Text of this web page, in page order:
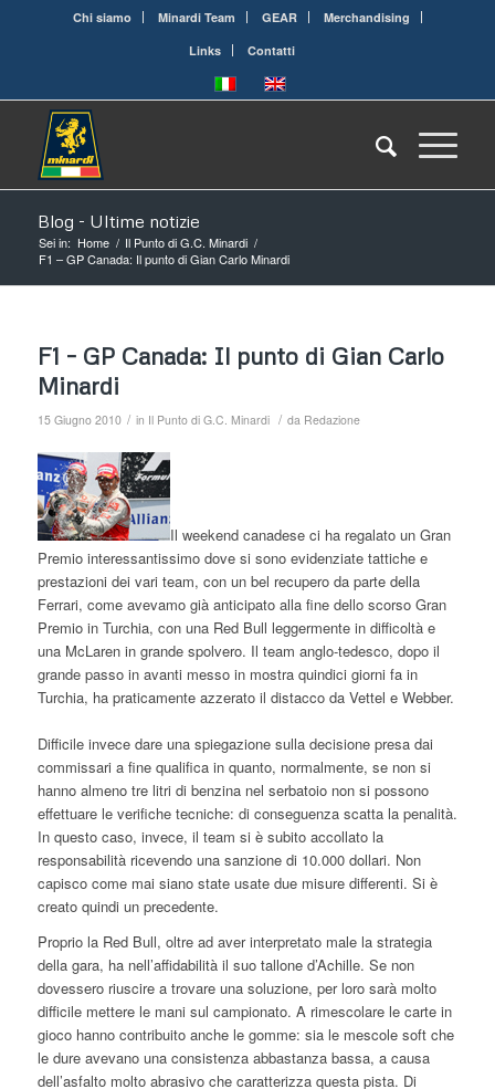
Chi siamo Minardi Team GEAR
Merchandising
Links
Contatti
Blog - Ultime notizie
Sei in: Home / Il Punto di G.C. Minardi /
F1 – GP Canada: Il punto di Gian Carlo Minardi
F1 – GP Canada: Il punto di Gian Carlo
Minardi
15 Giugno 2010 / in Il Punto di G.C. Minardi / da Redazione
Il weekend canadese ci ha regalato un Gran
Premio interessantissimo dove si sono evidenziate tattiche e
prestazioni dei vari team, con un bel recupero da parte della
Ferrari, come avevamo già anticipato alla fine dello scorso Gran
Premio in Turchia, con una Red Bull leggermente in difficoltà e
una McLaren in grande spolvero. Il team anglo-tedesco, dopo il
grande passo in avanti messo in mostra quindici giorni fa in
Turchia, ha praticamente azzerato il distacco da Vettel e Webber.
Difficile invece dare una spiegazione sulla decisione presa dai
commissari a fine qualifica in quanto, normalmente, se non si
hanno almeno tre litri di benzina nel serbatoio non si possono
effettuare le verifiche tecniche: di conseguenza scatta la penalità.
In questo caso, invece, il team si è subito accollato la
responsabilità ricevendo una sanzione di 10.000 dollari. Non
capisco come mai siano state usate due misure differenti. Si è
creato quindi un precedente.
Proprio la Red Bull, oltre ad aver interpretato male la strategia
della gara, ha nell’affidabilità il suo tallone d’Achille. Se non
dovessero riuscire a trovare una soluzione, per loro sarà molto
difficile mettere le mani sul campionato. A rimescolare le carte in
gioco hanno contribuito anche le gomme: sia le mescole soft che
le dure avevano una consistenza abbastanza bassa, a causa
dell’asfalto molto abrasivo che caratterizza questa pista. Di